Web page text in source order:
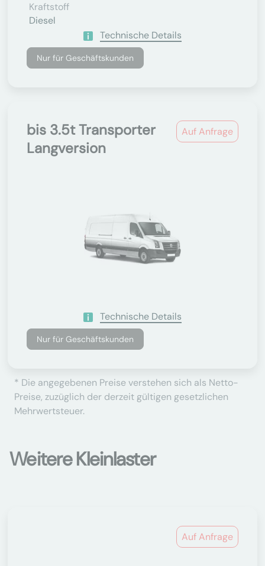
Kraftstoff
Diesel
Technische Details
Nur für Geschäftskunden
Auf Anfrage
bis 3.5t Transporter
Langversion
Technische Details
Nur für Geschäftskunden
* Die angegebenen Preise verstehen sich als Netto-
Preise, zuzüglich der derzeit gültigen gesetzlichen
Mehrwertsteuer.
Weitere Kleinlaster
Auf Anfrage